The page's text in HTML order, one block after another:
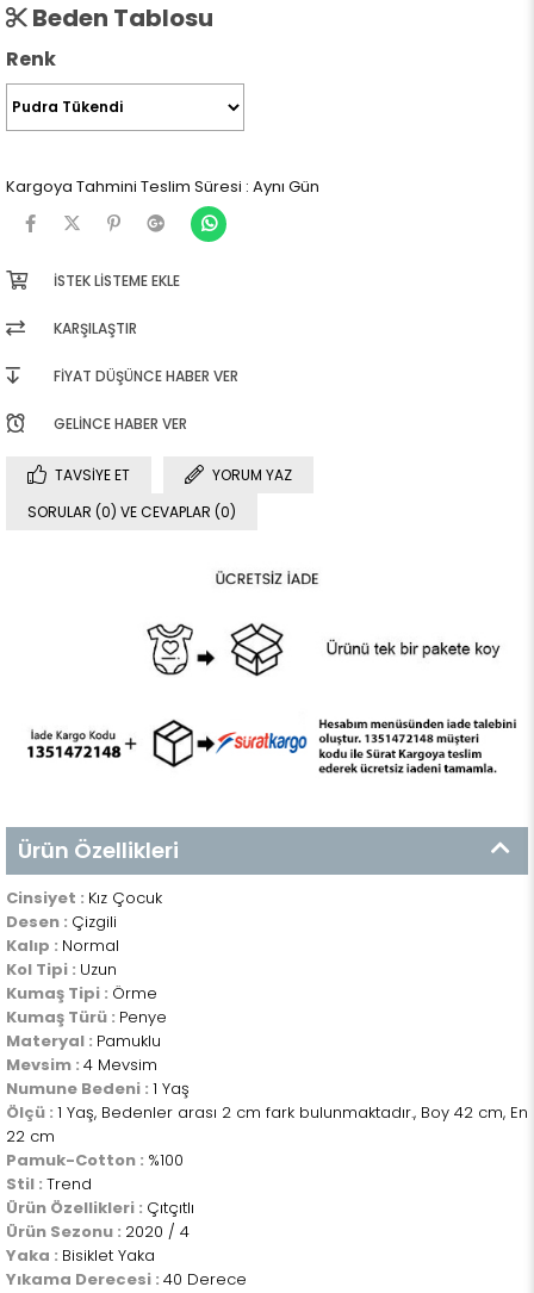
Beden Tablosu
Renk
Kargoya Tahmini Teslim Süresi : Aynı Gün
İSTEK LISTEME EKLE
KARŞILAŞTIR
FIYAT DÜŞÜNCE HABER VER
GELINCE HABER VER
TAVSIYE ET
YORUM YAZ
SORULAR (0) VE CEVAPLAR (0)
Ürün Özellikleri
Cinsiyet : Kız Çocuk
Desen : Çizgili
Kalıp : Normal
Kol Tipi : Uzun
Kumaş Tipi : Örme
Kumaş Türü : Penye
Materyal : Pamuklu
Mevsim : 4 Mevsim
Numune Bedeni : 1 Yaş
Ölçü : 1 Yaş, Bedenler arası 2 cm fark bulunmaktadır., Boy 42 cm, En
22 cm
Pamuk-Cotton : %100
Stil : Trend
Ürün Özellikleri : Çıtçıtlı
Ürün Sezonu : 2020 / 4
Yaka : Bisiklet Yaka
Yıkama Derecesi : 40 Derece